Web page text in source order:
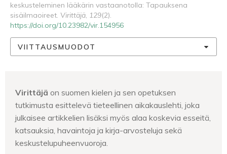
keskusteleminen lääkärin vastaanotolla: Tapauksena
sisäilmaoireet. Virittäjä, 129(2).
https://doi.org/10.23982/vir.154956
VIITTAUSMUODOT
Virittäjä on suomen kielen ja sen opetuksen
tutkimusta esittelevä tieteellinen aikakauslehti, joka
julkaisee artikkelien lisäksi myös alaa koskevia esseitä,
katsauksia, havaintoja ja kirja-arvosteluja sekä
keskustelupuheenvuoroja.